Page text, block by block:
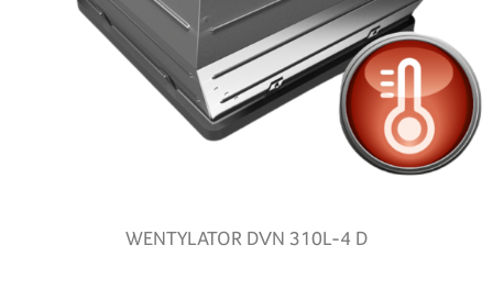
WENTYLATOR DVN 310L-4 D